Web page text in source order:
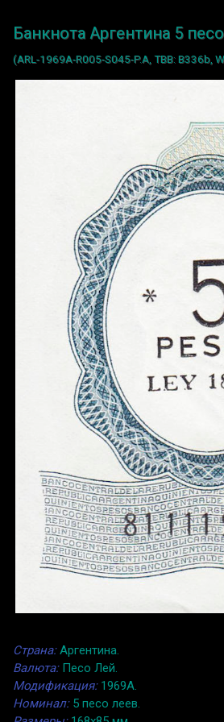
Банкнота Аргентина 5
(ARL-1969A-R005-S045-P.A, TBB: B336b,
Страна:Аргентина.
Валюта:Песо Лей.
Модификация:1969A.
Номинал:5 песо леев.